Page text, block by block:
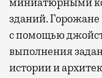
зданий. Горожане
с помощью
выполнения
истории и